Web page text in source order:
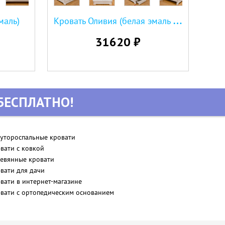
К
ровать Оливия (белая эмаль с серебряной патиной)
31620 ₽
кровати
с ковкой
кровати
для дачи
в интернет-магазине
с ортопедическим основанием